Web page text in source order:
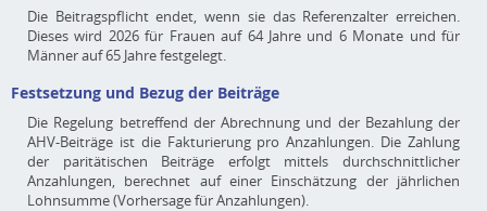
Die Beitragspflicht endet, wenn sie das Referenzalter erreichen.
Dieses wird 2026 für Frauen auf 64 Jahre und 6 Monate und für
Männer auf 65 Jahre festgelegt.
Festsetzung und Bezug der Beiträge
Die Regelung betreffend der Abrechnung und der Bezahlung der
AHV-Beiträge ist die Fakturierung pro Anzahlungen. Die Zahlung
der paritätischen Beiträge erfolgt mittels durchschnittlicher
Anzahlungen, berechnet auf einer Einschätzung der jährlichen
Lohnsumme (Vorhersage für Anzahlungen).